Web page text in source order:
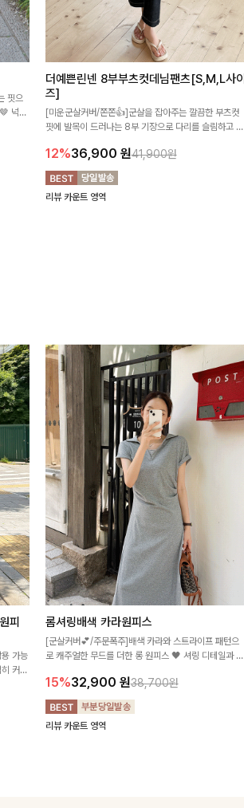
핏으
넉넉
더예쁜린넨 8부부츠컷데님팬츠[S,M,L사이
즈]
[미운군살커버/쫀쫀👍]군살을 잡아주는 깔끔한 부츠컷
핏에 발목이 드러나는 8부 기장으로 다리를 슬림하고 길
요~!
12%36,900 원41,900원
리뷰 카운트 영역
피
가능
커버
롬셔링배색 카라원피스
[군살커버💕/주문폭주]배색 카라와 스트라이프 패턴으
로 캐주얼한 무드를 더한 롱 원피스 🖤 셔링 디테일과 쫀
15%32,900 원38,700원
리뷰 카운트 영역